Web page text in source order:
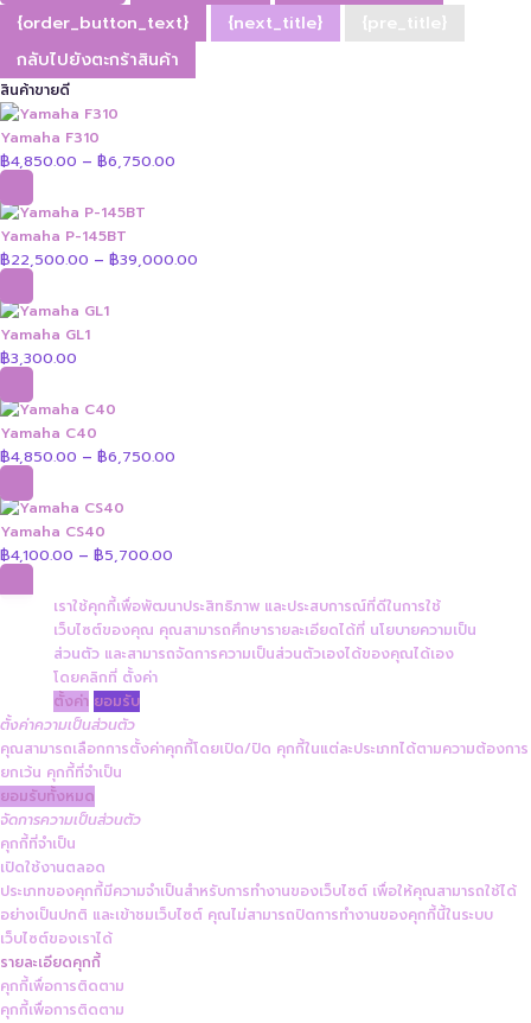
{order_button_text}
{next_title}
{pre_title}
กลับไปยังตะกร้าสินค้า
สินค้าขายดี
Yamaha F310
฿4,850.00 – ฿6,750.00
฿6,750.00
Yamaha P-145BT
฿22,500.00 – ฿39,000.00
Yamaha GL1
฿3,300.00
Yamaha C40
฿4,850.00 – ฿6,750.00
Yamaha CS40
฿4,100.00 – ฿5,700.00
฿4,100.00
through
฿5,700.00
เราใช้คุกกี้เพื่อพัฒนาประสิทธิภาพ และประสบการณ์ที่ดีในการใช้
เว็บไซต์ของคุณ คุณสามารถศึกษารายละเอียดได้ที่ นโยบายความเป็น
ส่วนตัวและสามารถจัดการความเป็นส่วนตัวเองได้ของคุณได้เอง
โดยคลิกที่ ตั้งค่า
ตั้งค่า ยอมรับ
ตั้งค่าความเป็นส่วนตัว
คุณสามารถเลือกการตั้งค่าคุกกี้โดยเปิด/ปิด คุกกี้ในแต่ละประเภทได้ตามความต้องการ
ยกเว้น คุกกี้ที่จำเป็น
ยอมรับทั้งหมด
จัดการความเป็นส่วนตัว
คุกกี้ที่จำเป็น
เปิดใช้งานตลอด
ประเภทของคุกกี้มีความจำเป็นสำหรับการทำงานของเว็บไซต์ เพื่อให้คุณสามารถใช้ได้
อย่างเป็นปกติ และเข้าชมเว็บไซต์ คุณไม่สามารถปิดการทำงานของคุกกี้นี้ในระบบ
เว็บไซต์ของเราได้
รายละเอียดคุกกี้
คุกกี้เพื่อการติดตาม
คุกกี้เพื่อการติดตาม